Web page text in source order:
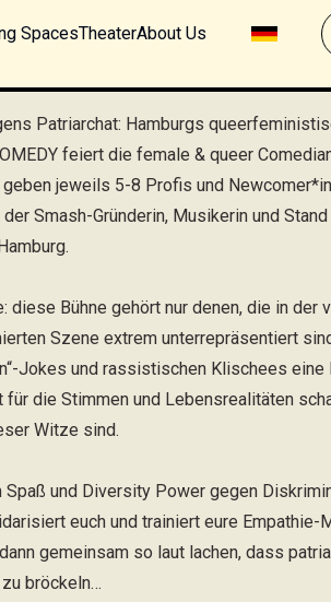
SpacesTheaterAbout Us
Patriarchat: Hamburgs
feiert die female & queer
geben jeweils 5-8 Profis und
Smash-Gründerin, Musikerin und
diese Bühne gehört nur denen, die in der
Szene extrem unterrepräsentiert
Jokes und rassistischen Klischees eine
für die Stimmen und Lebensrealitäten
Witze sind.
Spaß und Diversity Power gegen
euch und trainiert eure Empathie-
gemeinsam so laut lachen, dass
bröckeln…